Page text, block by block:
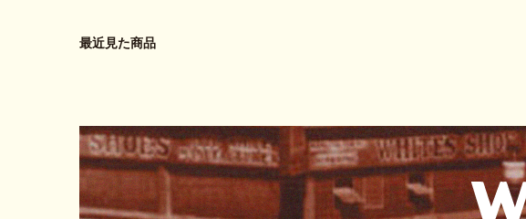
最近見た商品